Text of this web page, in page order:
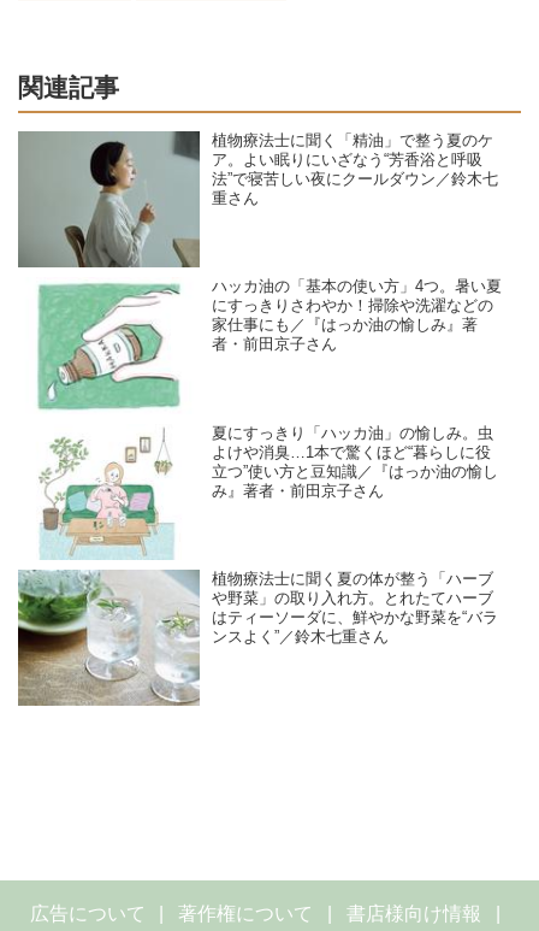
関連記事
植物療法士に聞く「精油」で整う夏のケ
ア。よい眠りにいざなう“芳香浴と呼吸
法”で寝苦しい夜にクールダウン／鈴木七
重さん
ハッカ油の「基本の使い方」4つ。暑い夏
にすっきりさわやか！掃除や洗濯などの
家仕事にも／『はっか油の愉しみ』著
者・前田京子さん
夏にすっきり「ハッカ油」の愉しみ。虫
よけや消臭…1本で驚くほど“暮らしに役
立つ”使い方と豆知識／『はっか油の愉し
み』著者・前田京子さん
植物療法士に聞く夏の体が整う「ハーブ
や野菜」の取り入れ方。とれたてハーブ
はティーソーダに、鮮やかな野菜を“バラ
ンスよく”／鈴木七重さん
広告について 著作権について 書店様向け情報